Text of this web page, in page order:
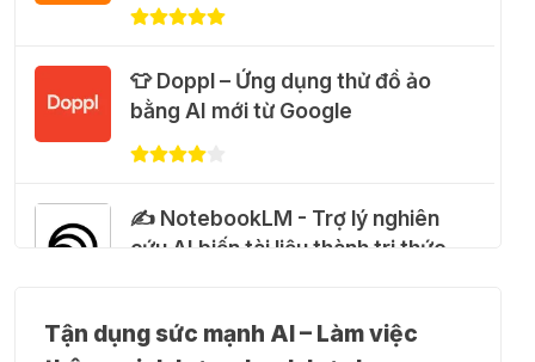
28 Thg 07 2026
Cảnh báo: Xuất hiện script và
hướng dẫn giả mạo giúp "mở
khóa" Claude Max 20x miễn phí
15 Thg 07 2026
👕 Doppl – Ứng dụng thử đồ ảo
bằng AI mới từ Google
✍️ NotebookLM - Trợ lý nghiên
cứu AI biến tài liệu thành tri thức
👗 Higgsfield AI – Biến ý tưởng
Tận dụng sức mạnh AI – Làm việc